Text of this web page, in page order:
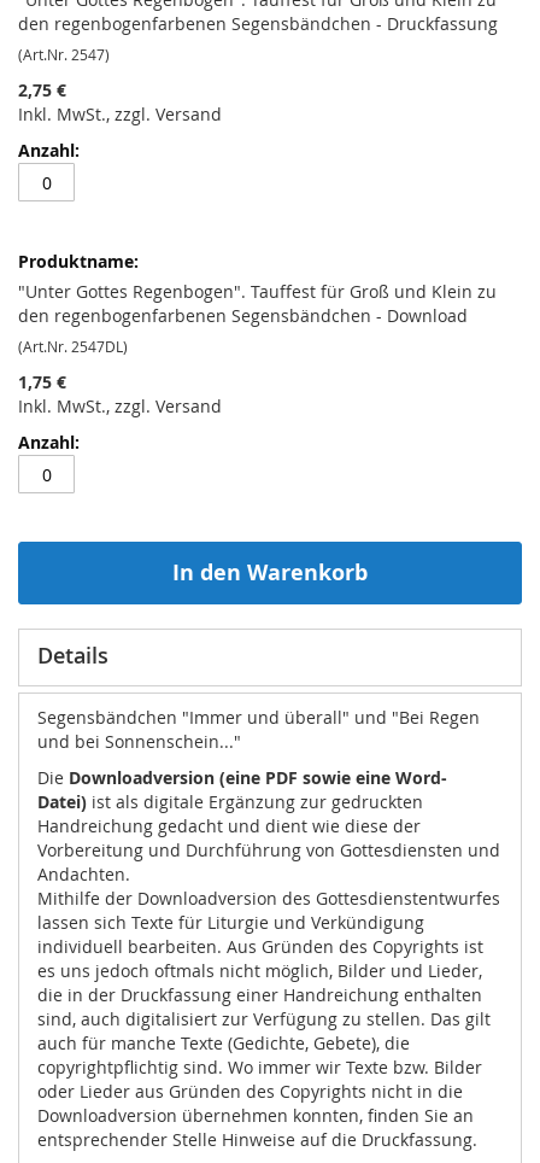
den regenbogenfarbenen Segensbändchen - Druckfassung
(Art.Nr. 2547)
2,75 €
Inkl. MwSt., zzgl. Versand
"Unter Gottes Regenbogen". Tauffest für Groß und Klein zu
den regenbogenfarbenen Segensbändchen - Download
(Art.Nr. 2547DL)
1,75 €
Inkl. MwSt., zzgl. Versand
In den Warenkorb
Details
Segensbändchen "Immer und überall" und "Bei Regen
und bei Sonnenschein..."
Die Downloadversion (eine PDF sowie eine Word-
Datei) ist als digitale Ergänzung zur gedruckten
Handreichung gedacht und dient wie diese der
Vorbereitung und Durchführung von Gottesdiensten und
Andachten.
Mithilfe der Downloadversion des Gottesdienstentwurfes
lassen sich Texte für Liturgie und Verkündigung
individuell bearbeiten. Aus Gründen des Copyrights ist
es uns jedoch oftmals nicht möglich, Bilder und Lieder,
die in der Druckfassung einer Handreichung enthalten
sind, auch digitalisiert zur Verfügung zu stellen. Das gilt
auch für manche Texte (Gedichte, Gebete), die
copyrightpflichtig sind. Wo immer wir Texte bzw. Bilder
oder Lieder aus Gründen des Copyrights nicht in die
Downloadversion übernehmen konnten, finden Sie an
entsprechender Stelle Hinweise auf die Druckfassung.